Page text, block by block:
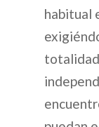
habitual